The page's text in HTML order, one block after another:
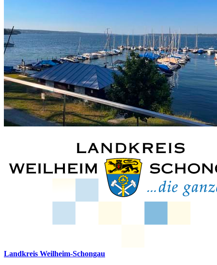
Landkreis Weilheim-Schongau